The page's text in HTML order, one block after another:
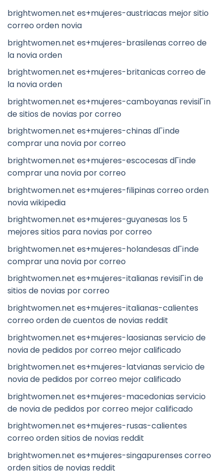
brightwomen.net es+mujeres-austriacas mejor sitio
correo orden novia
brightwomen.net es+mujeres-brasilenas correo de
la novia orden
brightwomen.net es+mujeres-britanicas correo de
la novia orden
brightwomen.net es+mujeres-camboyanas revisiГіn
de sitios de novias por correo
brightwomen.net es+mujeres-chinas dГіnde
comprar una novia por correo
brightwomen.net es+mujeres-escocesas dГіnde
comprar una novia por correo
brightwomen.net es+mujeres-filipinas correo orden
novia wikipedia
brightwomen.net es+mujeres-guyanesas los 5
mejores sitios para novias por correo
brightwomen.net es+mujeres-holandesas dГіnde
comprar una novia por correo
brightwomen.net es+mujeres-italianas revisiГіn de
sitios de novias por correo
brightwomen.net es+mujeres-italianas-calientes
correo orden de cuentos de novias reddit
brightwomen.net es+mujeres-laosianas servicio de
novia de pedidos por correo mejor calificado
brightwomen.net es+mujeres-latvianas servicio de
novia de pedidos por correo mejor calificado
brightwomen.net es+mujeres-macedonias servicio
de novia de pedidos por correo mejor calificado
brightwomen.net es+mujeres-rusas-calientes
correo orden sitios de novias reddit
brightwomen.net es+mujeres-singapurenses correo
orden sitios de novias reddit